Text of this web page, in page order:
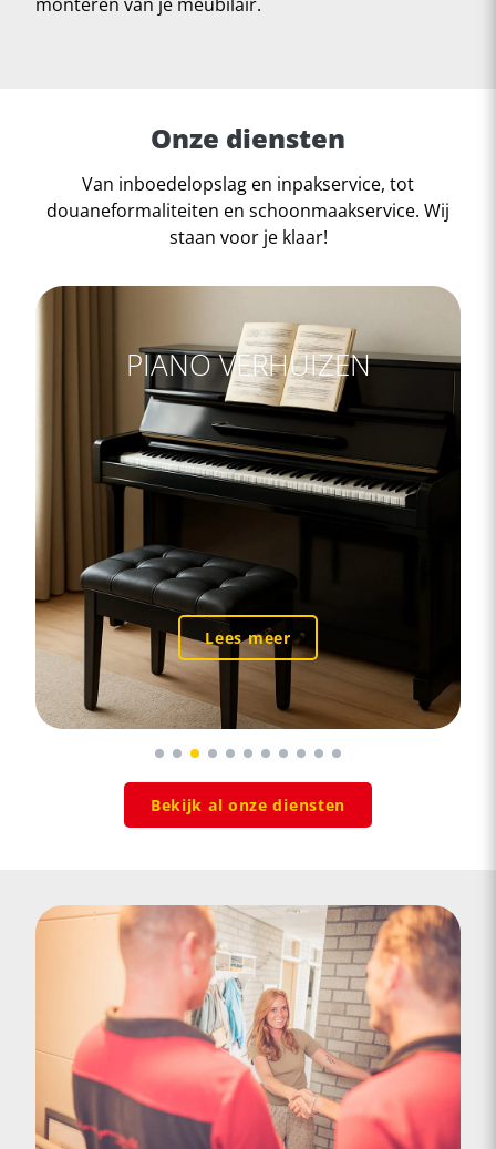
monteren van je meubilair.
Onze diensten
Van inboedelopslag en inpakservice, tot
douaneformaliteiten en schoonmaakservice. Wij
staan voor je klaar!
PIANO VERHUIZEN
Lees meer
Bekijk al onze diensten